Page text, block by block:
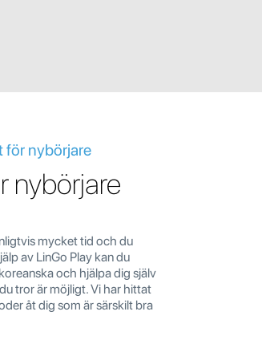
för nybörjare
nybörjare
mycket tid och du
av LinGo Play kan du
och hjälpa dig själv
tror är möjligt. Vi har hittat
åt dig som är särskilt bra